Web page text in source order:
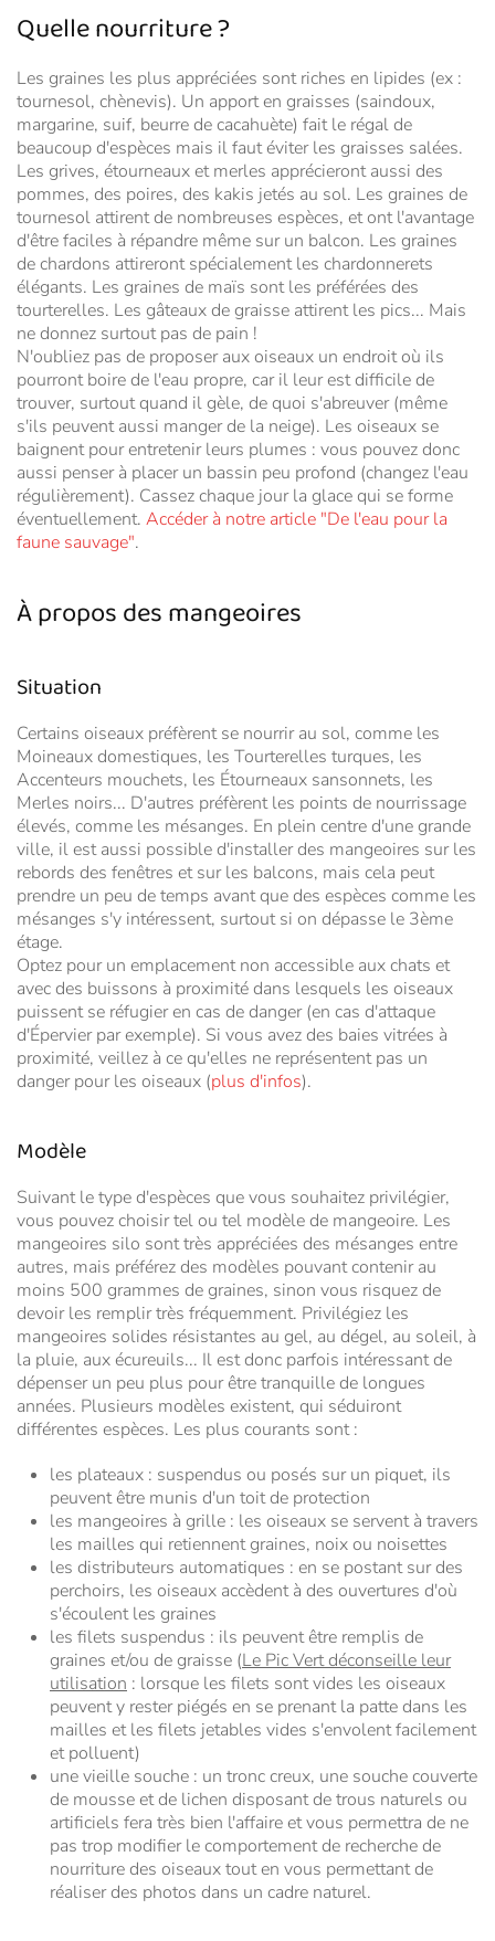
Quelle nourriture ?
Les graines les plus appréciées sont riches en lipides (ex :
tournesol, chènevis). Un apport en graisses (saindoux,
margarine, suif, beurre de cacahuète) fait le régal de
beaucoup d'espèces mais il faut éviter les graisses salées.
Les grives, étourneaux et merles apprécieront aussi des
pommes, des poires, des kakis jetés au sol. Les graines de
tournesol attirent de nombreuses espèces, et ont l'avantage
d'être faciles à répandre même sur un balcon. Les graines
de chardons attireront spécialement les chardonnerets
élégants. Les graines de maïs sont les préférées des
tourterelles. Les gâteaux de graisse attirent les pics... Mais
ne donnez surtout pas de pain !
N'oubliez pas de proposer aux oiseaux un endroit où ils
pourront boire de l'eau propre, car il leur est difficile de
trouver, surtout quand il gèle, de quoi s'abreuver (même
s'ils peuvent aussi manger de la neige). Les oiseaux se
baignent pour entretenir leurs plumes : vous pouvez donc
aussi penser à placer un bassin peu profond (changez l'eau
régulièrement). Cassez chaque jour la glace qui se forme
éventuellement. Accéder à notre article "De l'eau pour la
faune sauvage".
À propos des mangeoires
Situation
Certains oiseaux préfèrent se nourrir au sol, comme les
Moineaux domestiques, les Tourterelles turques, les
Accenteurs mouchets, les Étourneaux sansonnets, les
Merles noirs... D'autres préfèrent les points de nourrissage
élevés, comme les mésanges. En plein centre d'une grande
ville, il est aussi possible d'installer des mangeoires sur les
rebords des fenêtres et sur les balcons, mais cela peut
prendre un peu de temps avant que des espèces comme les
mésanges s'y intéressent, surtout si on dépasse le 3ème
étage.
Optez pour un emplacement non accessible aux chats et
avec des buissons à proximité dans lesquels les oiseaux
puissent se réfugier en cas de danger (en cas d'attaque
d'Épervier par exemple). Si vous avez des baies vitrées à
proximité, veillez à ce qu'elles ne représentent pas un
danger pour les oiseaux (plus d'infos).
Modèle
Suivant le type d'espèces que vous souhaitez privilégier,
vous pouvez choisir tel ou tel modèle de mangeoire. Les
mangeoires silo sont très appréciées des mésanges entre
autres, mais préférez des modèles pouvant contenir au
moins 500 grammes de graines, sinon vous risquez de
devoir les remplir très fréquemment. Privilégiez les
mangeoires solides résistantes au gel, au dégel, au soleil, à
la pluie, aux écureuils... Il est donc parfois intéressant de
dépenser un peu plus pour être tranquille de longues
années. Plusieurs modèles existent, qui séduiront
différentes espèces. Les plus courants sont :
les plateaux : suspendus ou posés sur un piquet, ils
peuvent être munis d'un toit de protection
les mangeoires à grille : les oiseaux se servent à travers
les mailles qui retiennent graines, noix ou noisettes
les distributeurs automatiques : en se postant sur des
perchoirs, les oiseaux accèdent à des ouvertures d'où
s'écoulent les graines
les filets suspendus : ils peuvent être remplis de
graines et/ou de graisse (Le Pic Vert déconseille leur
utilisation : lorsque les filets sont vides les oiseaux
peuvent y rester piégés en se prenant la patte dans les
mailles et les filets jetables vides s'envolent facilement
et polluent)
une vieille souche : un tronc creux, une souche couverte
de mousse et de lichen disposant de trous naturels ou
artificiels fera très bien l'affaire et vous permettra de ne
pas trop modifier le comportement de recherche de
nourriture des oiseaux tout en vous permettant de
réaliser des photos dans un cadre naturel.